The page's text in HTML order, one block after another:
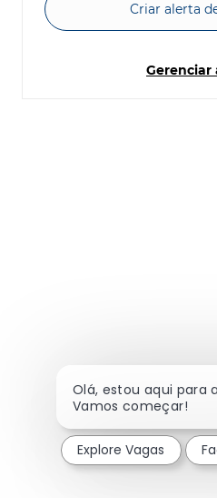
Criar alerta
Gerenciar
Olá, estou aqui para
Vamos começar!
Explore Vagas